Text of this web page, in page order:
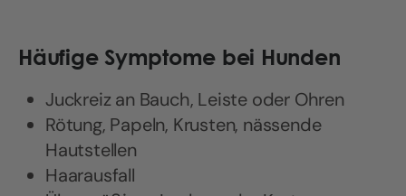
Häufige Symptome bei Hunden
Juckreiz an Bauch, Leiste oder Ohren
Rötung, Papeln, Krusten, nässende
Hautstellen
Haarausfall